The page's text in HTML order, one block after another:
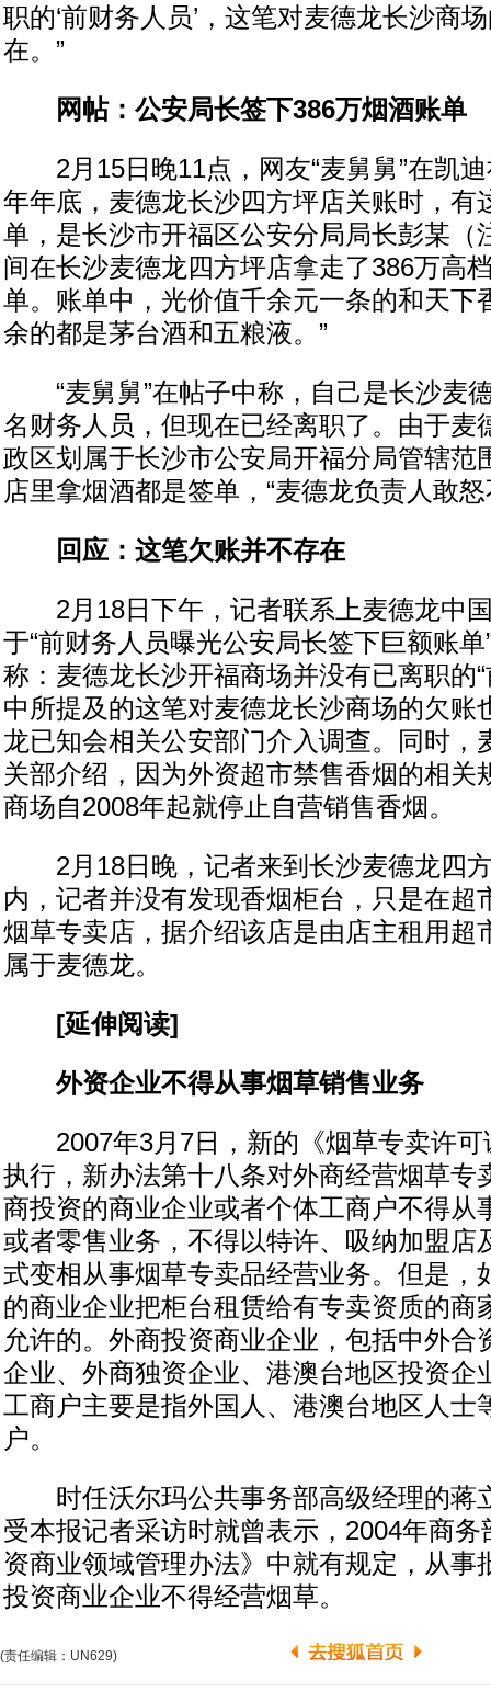
职的‘前财务人员’，这笔对麦德龙长沙商
在。”
网帖：公安局长签下386万烟酒账单
2月15日晚11点，网友“麦舅舅”在凯迪
年年底，麦德龙长沙四方坪店关账时，有
单，是长沙市开福区公安分局局长彭某（
间在长沙麦德龙四方坪店拿走了386万高
单。账单中，光价值千余元一条的和天下
余的都是茅台酒和五粮液。”
“麦舅舅”在帖子中称，自己是长沙麦
名财务人员，但现在已经离职了。由于麦
政区划属于长沙市公安局开福分局管辖范
店里拿烟酒都是签单，“麦德龙负责人敢怒
回应：这笔欠账并不存在
2月18日下午，记者联系上麦德龙中
于“前财务人员曝光公安局长签下巨额账
称：麦德龙长沙开福商场并没有已离职的
中所提及的这笔对麦德龙长沙商场的欠账
龙已知会相关公安部门介入调查。同时，
关部介绍，因为外资超市禁售香烟的相关
商场自2008年起就停止自营销售香烟。
2月18日晚，记者来到长沙麦德龙四
内，记者并没有发现香烟柜台，只是在超
烟草专卖店，据介绍该店是由店主租用超
属于麦德龙。
[延伸阅读]
外资企业不得从事烟草销售业务
2007年3月7日，新的《烟草专卖许可
执行，新办法第十八条对外商经营烟草专
商投资的商业企业或者个体工商户不得从
或者零售业务，不得以特许、吸纳加盟店
式变相从事烟草专卖品经营业务。但是，
的商业企业把柜台租赁给有专卖资质的商
允许的。外商投资商业企业，包括中外合
企业、外商独资企业、港澳台地区投资企
工商户主要是指外国人、港澳台地区人士
户。
时任沃尔玛公共事务部高级经理的蒋
受本报记者采访时就曾表示，2004年商
资商业领域管理办法》中就有规定，从事
投资商业企业不得经营烟草。
(责任编辑：UN629)